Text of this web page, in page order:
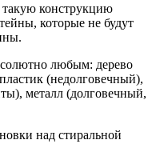
такую конструкцию
которые не будут
любым: дерево
(недолговечный),
металл (долговечный,